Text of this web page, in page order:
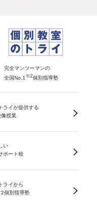
完全マンツーマンの
全国No.1 ※2個別指導塾
ライが提供する
授業
い
ポート校
ライから
個別指導塾